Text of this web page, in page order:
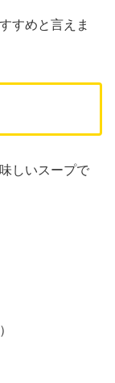
すめと言えま
しいスープで